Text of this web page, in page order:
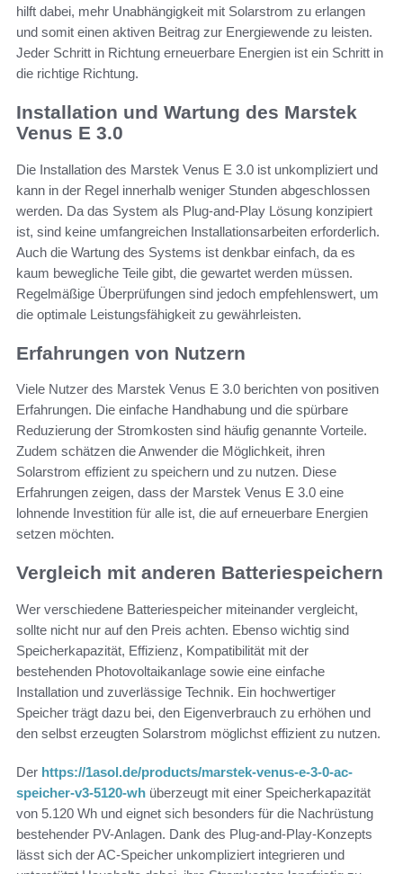
hilft dabei, mehr Unabhängigkeit mit Solarstrom zu erlangen
und somit einen aktiven Beitrag zur Energiewende zu leisten.
Jeder Schritt in Richtung erneuerbare Energien ist ein Schritt in
die richtige Richtung.
Installation und Wartung des Marstek
Venus E 3.0
Die Installation des Marstek Venus E 3.0 ist unkompliziert und
kann in der Regel innerhalb weniger Stunden abgeschlossen
werden. Da das System als Plug-and-Play Lösung konzipiert
ist, sind keine umfangreichen Installationsarbeiten erforderlich.
Auch die Wartung des Systems ist denkbar einfach, da es
kaum bewegliche Teile gibt, die gewartet werden müssen.
Regelmäßige Überprüfungen sind jedoch empfehlenswert, um
die optimale Leistungsfähigkeit zu gewährleisten.
Erfahrungen von Nutzern
Viele Nutzer des Marstek Venus E 3.0 berichten von positiven
Erfahrungen. Die einfache Handhabung und die spürbare
Reduzierung der Stromkosten sind häufig genannte Vorteile.
Zudem schätzen die Anwender die Möglichkeit, ihren
Solarstrom effizient zu speichern und zu nutzen. Diese
Erfahrungen zeigen, dass der Marstek Venus E 3.0 eine
lohnende Investition für alle ist, die auf erneuerbare Energien
setzen möchten.
Vergleich mit anderen Batteriespeichern
Wer verschiedene Batteriespeicher miteinander vergleicht,
sollte nicht nur auf den Preis achten. Ebenso wichtig sind
Speicherkapazität, Effizienz, Kompatibilität mit der
bestehenden Photovoltaikanlage sowie eine einfache
Installation und zuverlässige Technik. Ein hochwertiger
Speicher trägt dazu bei, den Eigenverbrauch zu erhöhen und
den selbst erzeugten Solarstrom möglichst effizient zu nutzen.
Der https://1asol.de/products/marstek-venus-e-3-0-ac-
speicher-v3-5120-wh überzeugt mit einer Speicherkapazität
von 5.120 Wh und eignet sich besonders für die Nachrüstung
bestehender PV-Anlagen. Dank des Plug-and-Play-Konzepts
lässt sich der AC-Speicher unkompliziert integrieren und